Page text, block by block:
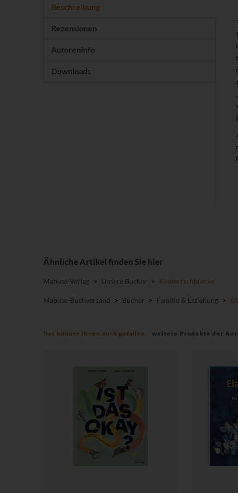
Beschreibung
Rezensionen
Autoreninfo
Downloads
Ähnliche Artikel finden Sie hier
Mabuse-Verlag > Unsere Bücher > Kinderfachbücher
Mabuse-Buchversand > Bücher > Familie & Erziehung >
Das könnte Ihnen auch gefallen weitere Produkte der